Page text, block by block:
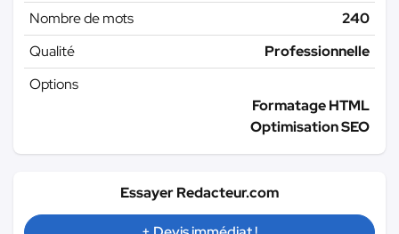
Nombre de mots
240
Qualité
Professionnelle
Options
Formatage HTML
Optimisation SEO
Essayer Redacteur.com